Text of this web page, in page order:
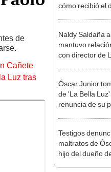
de
Cañete
Luz tras
cómo recibió el
Naldy Saldaña
mantuvo
con director de
bajo”
Óscar Junior
de 'La Bella
renuncia de su
Testigos
maltratos de
hijo del dueño